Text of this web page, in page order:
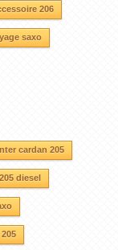
206
saxo
cardan 205
diesel